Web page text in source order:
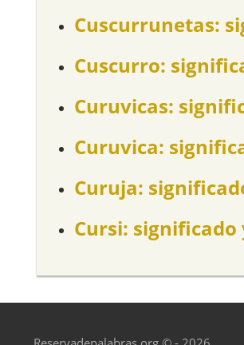
Cuscurrunetas:
Cuscurro:
Curuvicas:
Curuvica:
Curuja:
Cursi: significado